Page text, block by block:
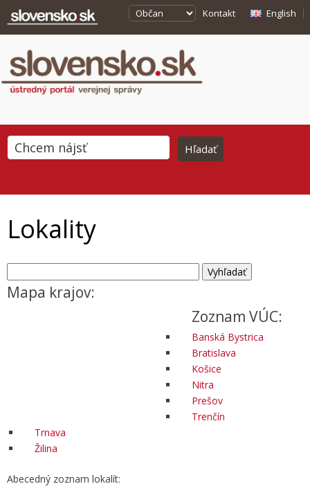
Kontakt English
Lokality
Mapa krajov:
Zoznam VÚC:
Banská Bystrica
Bratislava
Košice
Nitra
Prešov
Trenčín
Trnava
Žilina
Abecedný zoznam lokalít: